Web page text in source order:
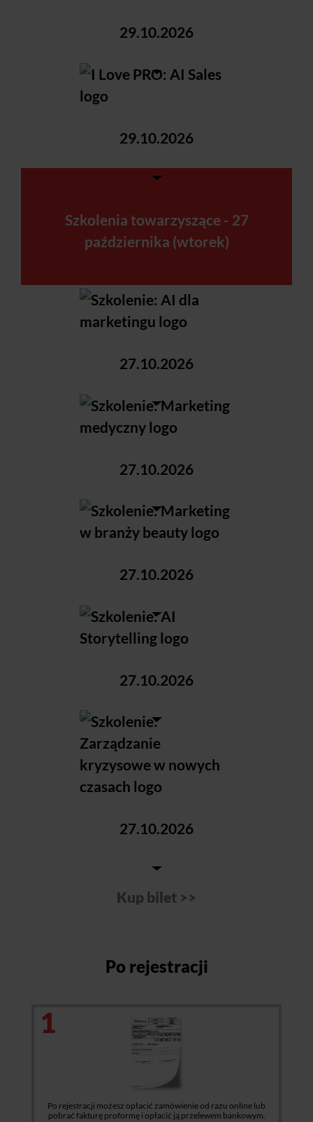
Po rejestracji
1
Po rejestracji możesz opłacić zamówienie od razu online lub
pobrać fakturę proformę i opłacić ją przelewem bankowym.